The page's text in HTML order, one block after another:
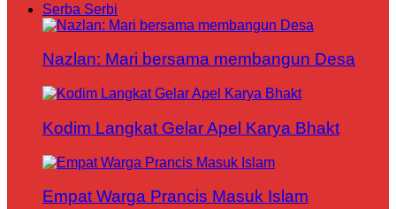
Serba Serbi
Nazlan: Mari bersama membangun Desa
Kodim Langkat Gelar Apel Karya Bhakt
Empat Warga Prancis Masuk Islam